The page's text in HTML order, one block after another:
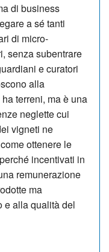
di business
a sé tanti
di micro-
senza subentrare
e curatori
alla
terreni, ma è una
neglette cui
vigneti ne
ottenere le
incentivati in
remunerazione
ma
e alla qualità del